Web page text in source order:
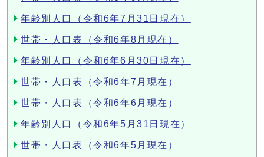
年齢別人口（令和6年7月31日現在）
世帯・人口表（令和6年8月現在）
年齢別人口（令和6年6月30日現在）
世帯・人口表（令和6年7月現在）
世帯・人口表（令和6年6月現在）
年齢別人口（令和6年5月31日現在）
世帯・人口表（令和6年5月現在）